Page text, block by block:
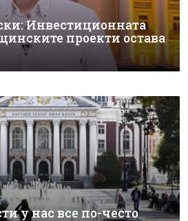
Инвестиционната
проекти остава
у нас все по-често